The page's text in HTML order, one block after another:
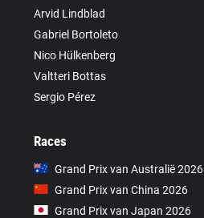
Arvid Lindblad
Gabriel Bortoleto
Nico Hülkenberg
Valtteri Bottas
Sergio Pérez
Races
Grand Prix van Australië 2026
Grand Prix van China 2026
Grand Prix van Japan 2026